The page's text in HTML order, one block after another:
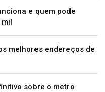
e quem pode
melhores endereços de
sobre o metro